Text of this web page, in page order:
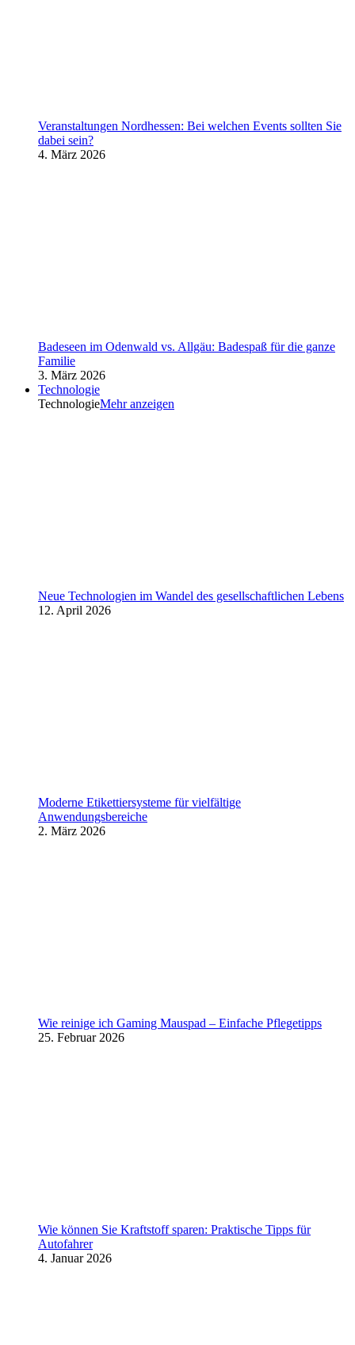
Veranstaltungen Nordhessen: Bei welchen Events sollten Sie
dabei sein?
4. März 2026
Badeseen im Odenwald vs. Allgäu: Badespaß für die ganze
Familie
3. März 2026
Technologie
TechnologieMehr anzeigen
Neue Technologien im Wandel des gesellschaftlichen Lebens
12. April 2026
Moderne Etikettiersysteme für vielfältige
Anwendungsbereiche
2. März 2026
Wie reinige ich Gaming Mauspad – Einfache Pflegetipps
25. Februar 2026
Wie können Sie Kraftstoff sparen: Praktische Tipps für
Autofahrer
4. Januar 2026